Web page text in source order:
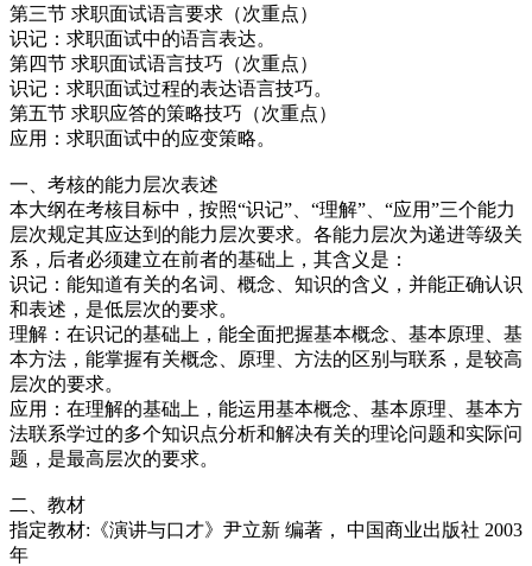
第三节 求职面试语言要求（次重点）
识记：求职面试中的语言表达。
第四节 求职面试语言技巧（次重点）
识记：求职面试过程的表达语言技巧。
第五节 求职应答的策略技巧（次重点）
应用：求职面试中的应变策略。
一、考核的能力层次表述
本大纲在考核目标中，按照“识记”、“理解”、“应用”三个能力
层次规定其应达到的能力层次要求。各能力层次为递进等级关
系，后者必须建立在前者的基础上，其含义是：
识记：能知道有关的名词、概念、知识的含义，并能正确认识
和表述，是低层次的要求。
理解：在识记的基础上，能全面把握基本概念、基本原理、基
本方法，能掌握有关概念、原理、方法的区别与联系，是较高
层次的要求。
应用：在理解的基础上，能运用基本概念、基本原理、基本方
法联系学过的多个知识点分析和解决有关的理论问题和实际问
题，是最高层次的要求。
二、教材
指定教材:《演讲与口才》尹立新 编著， 中国商业出版社 2003
年